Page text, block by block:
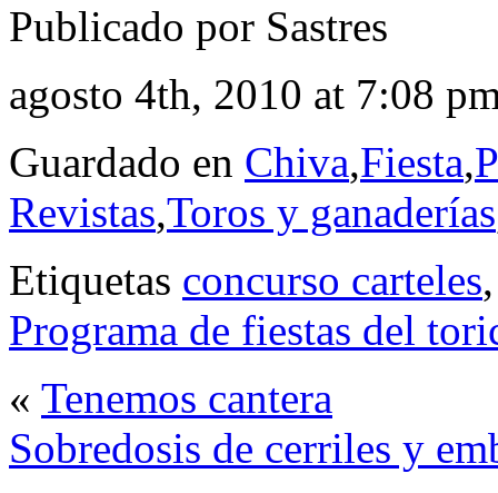
Publicado por Sastres
agosto 4th, 2010 at 7:08
Guardado en Chiva,Fiesta,
Revistas,Toros y ganaderías
Etiquetas concurso carteles
Programa de fiestas del
« Tenemos cantera
Sobredosis de cerriles y